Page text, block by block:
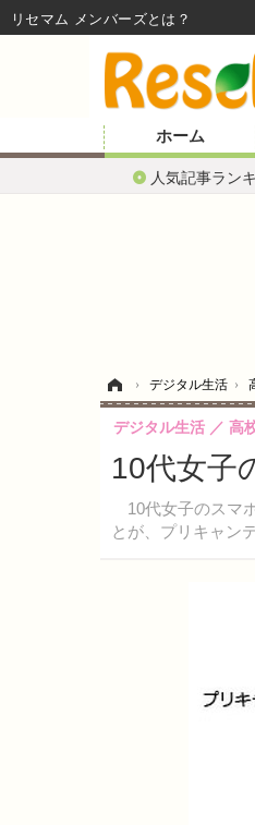
ホーム
人気記事ラン
› デジタル生活 ›
10代女子
10代女子のスマ
とが、プリキャン
デジタル生活 高
リセマム メンバーズ